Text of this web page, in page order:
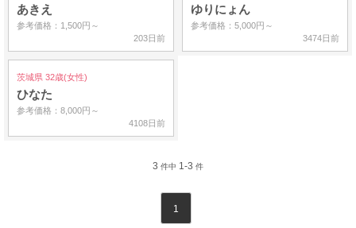
あきえ
参考価格：1,500円～
203日前
ゆりにょん
参考価格：5,000円～
3474日前
茨城県 32歳(女性)
ひなた
参考価格：8,000円～
4108日前
3 件中 1-3 件
1